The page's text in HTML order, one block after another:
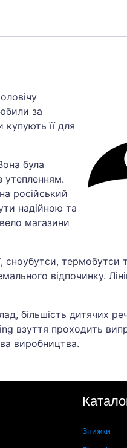
за
купують її для
була
утепленням.
російський
надійною та
магазини
сноубутси,
відпочинку.
більшість дитячих
взуття проходить
виробництва.
Знижки